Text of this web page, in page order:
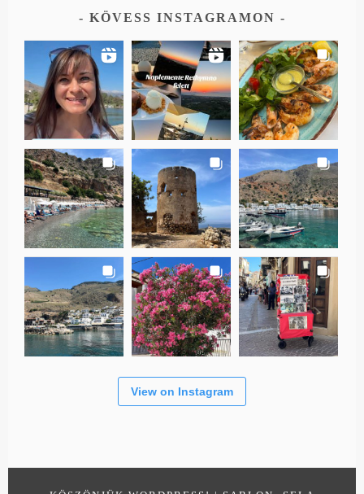
KÖVESS INSTAGRAMON
View on Instagram